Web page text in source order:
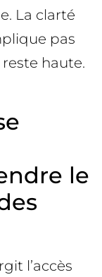
La clarté
pas
haute.
le
l’accès